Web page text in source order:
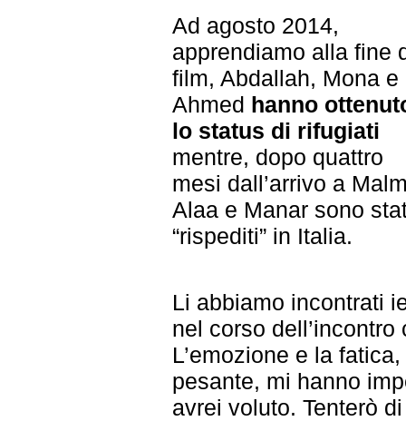
Ad agosto 2014,
apprendiamo alla fine
film, Abdallah, Mona e
Ahmed hanno
lo status di rifugiati
mentre, dopo quattro
mesi dall’arrivo a
Alaa e Manar sono
“rispediti” in Italia.
Li abbiamo incontrati
nel corso
L’emozione e la
pesante, mi hanno
avrei voluto. Tenterò